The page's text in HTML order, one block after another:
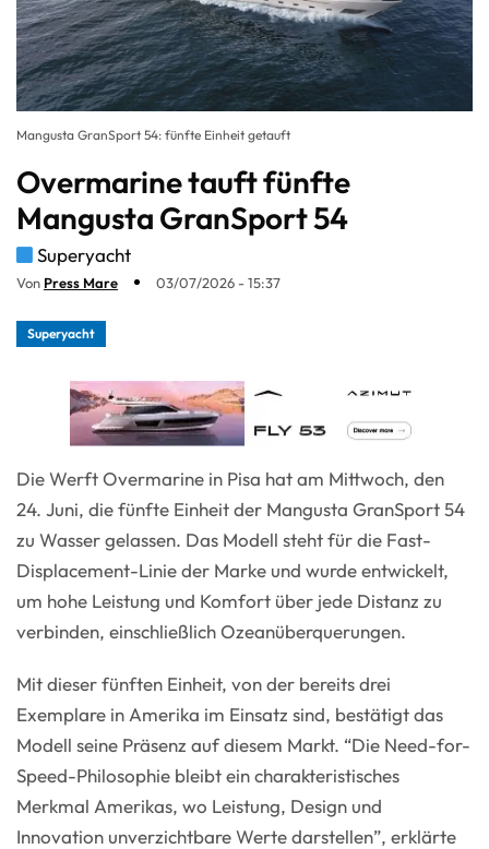
Mangusta GranSport 54: fünfte Einheit getauft
Overmarine tauft fünfte
Mangusta GranSport 54
Superyacht
Von Press Mare 03/07/2026 - 15:37
Superyacht
Die Werft Overmarine in Pisa hat am Mittwoch, den
24. Juni, die fünfte Einheit der Mangusta GranSport 54
zu Wasser gelassen. Das Modell steht für die Fast-
Displacement-Linie der Marke und wurde entwickelt,
um hohe Leistung und Komfort über jede Distanz zu
verbinden, einschließlich Ozeanüberquerungen.
Mit dieser fünften Einheit, von der bereits drei
Exemplare in Amerika im Einsatz sind, bestätigt das
Modell seine Präsenz auf diesem Markt. “Die Need-for-
Speed-Philosophie bleibt ein charakteristisches
Merkmal Amerikas, wo Leistung, Design und
Innovation unverzichtbare Werte darstellen”, erklärte